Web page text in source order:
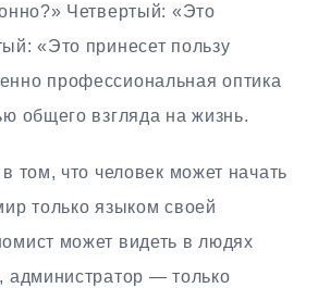
Четвертый: «Это
«Это принесет пользу
профессиональная оптика
общего взгляда на жизнь.
том, что человек может начать
только языком своей
может видеть в людях
администратор — только